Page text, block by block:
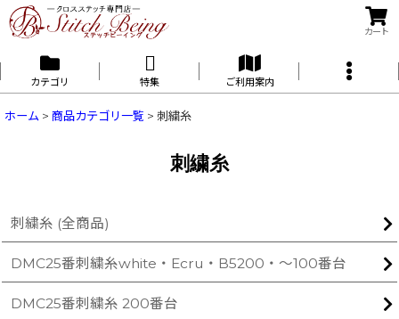
カート
カテゴリ 特集 ご利用案内
ホーム > 商品カテゴリ一覧 > 刺繍糸
刺繍糸
刺繍糸 (全商品)
DMC25番刺繍糸white・Ecru・B5200・〜100番台
DMC25番刺繍糸 200番台